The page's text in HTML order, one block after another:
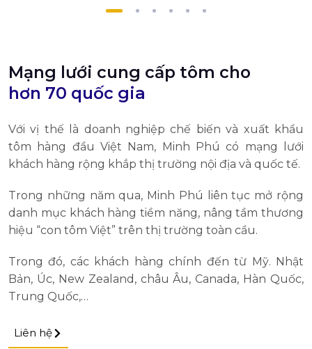
Mạng lưới cung cấp tôm cho
hơn 70 quốc gia
Với vị thế là doanh nghiệp chế biến và xuất khẩu
tôm hàng đầu Việt Nam, Minh Phú có mạng lưới
khách hàng rộng khắp thị trường nội địa và quốc tế.
Trong những năm qua, Minh Phú liên tục mở rộng
danh mục khách hàng tiềm năng, nâng tầm thương
hiệu “con tôm Việt” trên thị trường toàn cầu.
Trong đó, các khách hàng chính đến từ Mỹ. Nhật
Bản, Úc, New Zealand, châu Âu, Canada, Hàn Quốc,
Trung Quốc,…
Liên hệ